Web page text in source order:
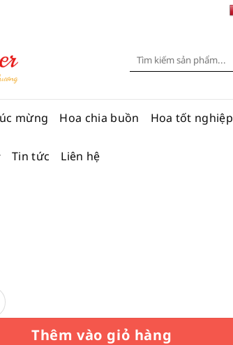
Tìm
mừng Hoa chia buồn Hoa tốt nghiệp
Tin tức Liên hệ
Thêm vào giỏ hàng